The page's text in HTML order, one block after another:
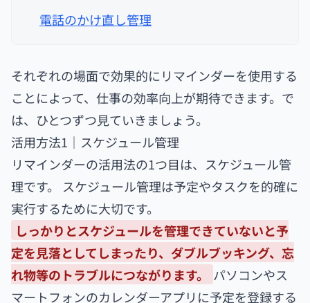
電話のかけ直し管理
それぞれの場面で効果的にリマインダーを使用する
ことによって、仕事の効率向上が期待できます。で
は、ひとつずつ見ていきましょう。
活用方法1｜スケジュール管理
リマインダーの活用法の1つ目は、スケジュール管
理です。 スケジュール管理は予定やタスクを的確に
実行するために大切です。
しっかりとスケジュールを管理できていないと予
定を見落としてしまったり、ダブルブッキング、忘
れ物等のトラブルにつながります。
パソコンやス
マートフォンのカレンダーアプリに予定を登録する